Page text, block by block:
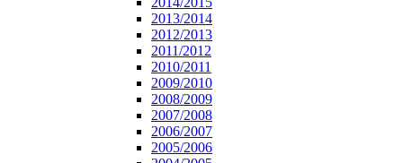
2013/2014
2012/2013
2011/2012
2010/2011
2009/2010
2008/2009
2007/2008
2006/2007
2005/2006